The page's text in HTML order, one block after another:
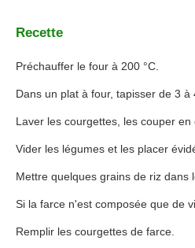
Recette
Préchauffer le four à 200 °C.
Dans un plat à four, tapisser de 3
Laver les courgettes, les couper
Vider les légumes et les placer
Mettre quelques grains de riz dans
Si la farce n'est composée que de
Remplir les courgettes de farce.